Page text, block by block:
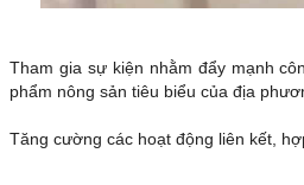
Tham gia sự kiện nhằm đẩy mạnh
phẩm nông sản tiêu biểu của địa
Tăng cường các hoạt động liên kết,